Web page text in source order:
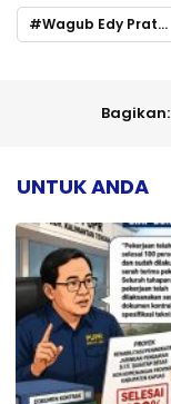
Wagub Edy Pratowo Hadiri Paripurna DPRD Kalteng Tutup Masa Sidang I 2025 dan Buka Masa Sidang II 2026
Bagikan:
UNTUK ANDA